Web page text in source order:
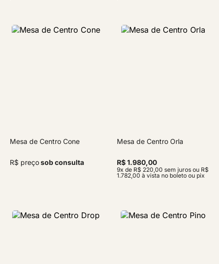
Mesa de Centro Cone
R$ preçosob consulta
Mesa de Centro Orla
R$ 1.980,00
9x de R$ 220,00 sem juros ou R$
1.782,00 à vista no boleto ou pix